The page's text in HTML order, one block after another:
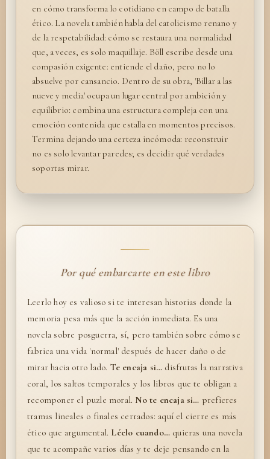
en cómo transforma lo cotidiano en campo de batalla
ético. La novela también habla del catolicismo renano y
de la respetabilidad: cómo se restaura una normalidad
que, a veces, es solo maquillaje. Böll escribe desde una
compasión exigente: entiende el daño, pero no lo
absuelve por cansancio. Dentro de su obra, 'Billar a las
nueve y media' ocupa un lugar central por ambición y
equilibrio: combina una estructura compleja con una
emoción contenida que estalla en momentos precisos.
Termina dejando una certeza incómoda: reconstruir
no es solo levantar paredes; es decidir qué verdades
soportas mirar.
Por qué embarcarte en este libro
Leerlo hoy es valioso si te interesan historias donde la
memoria pesa más que la acción inmediata. Es una
novela sobre posguerra, sí, pero también sobre cómo se
fabrica una vida 'normal' después de hacer daño o de
mirar hacia otro lado. Te encaja si… disfrutas la narrativa
coral, los saltos temporales y los libros que te obligan a
recomponer el puzle moral.No te encaja si… prefieres
tramas lineales o finales cerrados: aquí el cierre es más
ético que argumental. Léelo cuando… quieras una novela
que te acompañe varios días y te deje pensando en la